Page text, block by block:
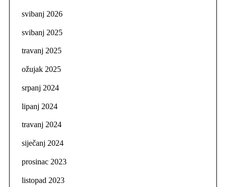
svibanj 2026
svibanj 2025
travanj 2025
ožujak 2025
srpanj 2024
lipanj 2024
travanj 2024
siječanj 2024
prosinac 2023
listopad 2023